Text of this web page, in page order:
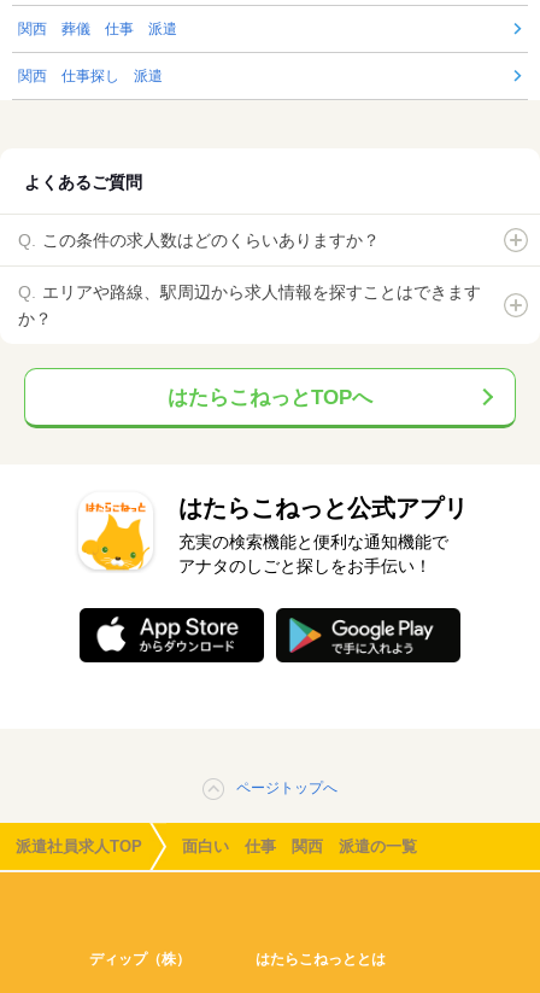
関西 葬儀 仕事 派遣
関西 仕事探し 派遣
よくあるご質問
この条件の求人数はどのくらいありますか？
エリアや路線、駅周辺から求人情報を探すことはできます
か？
はたらこねっとTOPへ
はたらこねっと公式アプリ
充実の検索機能と便利な通知機能で
アナタのしごと探しをお手伝い！
ページトップへ
派遣社員求人TOP 面白い 仕事 関西 派遣の一覧
ディップ（株） はたらこねっととは